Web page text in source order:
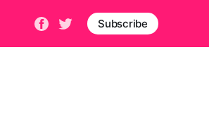
Subscribe